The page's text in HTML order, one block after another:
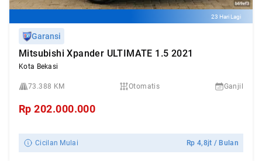
23 Hari Lagi
Garansi
Mitsubishi Xpander ULTIMATE 1.5 2021
Kota Bekasi
73.388 KM Otomatis Ganjil
Rp202.000.000
Cicilan Mulai Rp4,8jt / Bulan